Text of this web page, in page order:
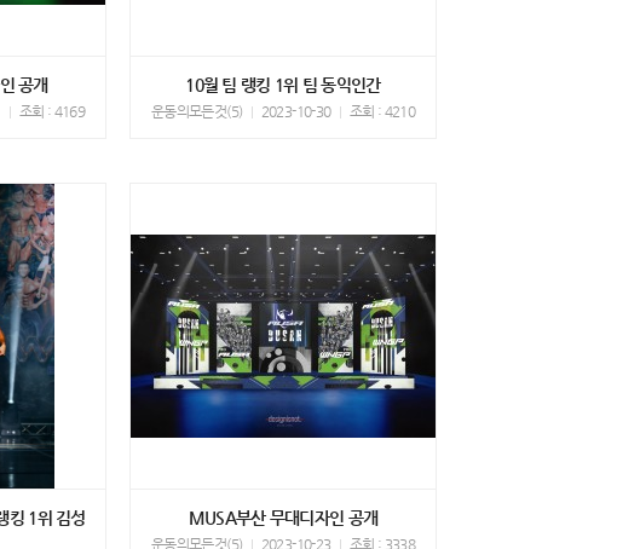
공개
조회 : 4169
10월 팀 랭킹 1위 팀 동익인간
운동의모든것(5) 2023-10-30 조회 : 4210
킹 1위 김성
MUSA부산 무대디자인 공개
운동의모든것(5) 2023-10-23 조회 : 3338